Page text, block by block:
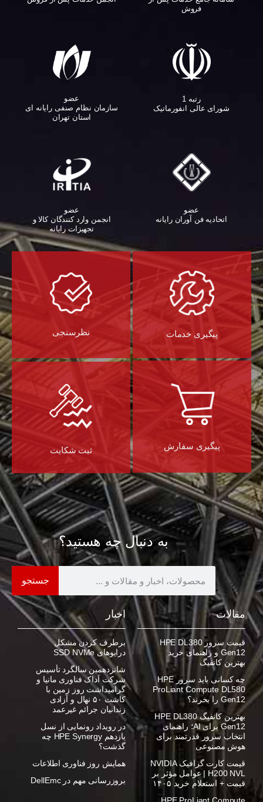
فروش
رتبه 1
شورای عالی انفورماتیک
عضو
سازمان نظام صنفی رایانه ای
استان تهران
عضو
اتحادیه فن آوران رایانه
عضو
انجمن وارد کنندگان کالا و
تجهیزات رایانه‌
پیگیری خدمات نظرسنجی
پیگیری سفارش ثبت شکایت
به دنبال چه هستید؟
جستجو
مقالات
قیمت سرور HPE DL380
Gen12 و راهنمای خرید
بهترین کانفیگ
چه کسانی باید سرور HPE
ProLiant Compute DL580
Gen12 را بخرند؟
بهترین کانفیگ HPE DL380
Gen12 برای AI؛ راهنمای
انتخاب سرور قدرتمند برای
هوش مصنوعی
قیمت کارت گرافیک NVIDIA
H200 NVL | عوامل مؤثر بر
قیمت + استعلام خرید ۱۴۰۵
HPE ProLiant Compute
اخبار
برطرف کردن مشکل
درایوهای SSD NVMe
شانزدهمین سالگرد تأسیس
شرکت آداک فناوری مانیا و
گرامیداشت روز زمین با
کاشت ۵۰ نهال و آزادی
زندانیان جرائم غیرعمد
در رویداد رونمایی از نسل
یازدهم HPE Synergy چه
گذشت؟
همایش روز فناوری اطلاعات
بروزرسانی مهم در DellEmc